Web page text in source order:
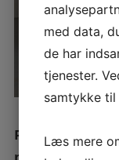
Prisen for leje
moms
med data,
de har
tjenester.
samtykke
Læs mere